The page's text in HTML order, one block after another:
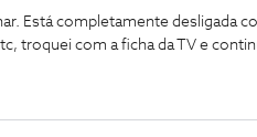
Está completamente desligada
troquei com a ficha da TV e